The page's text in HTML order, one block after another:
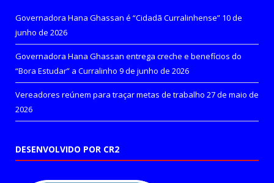
Governadora Hana Ghassan é “Cidadã Curralinhense” 10 de
junho de 2026
Governadora Hana Ghassan entrega creche e benefícios do
“Bora Estudar” a Curralinho 9 de junho de 2026
Vereadores reúnem para traçar metas de trabalho 27 de maio de
2026
DESENVOLVIDO POR CR2